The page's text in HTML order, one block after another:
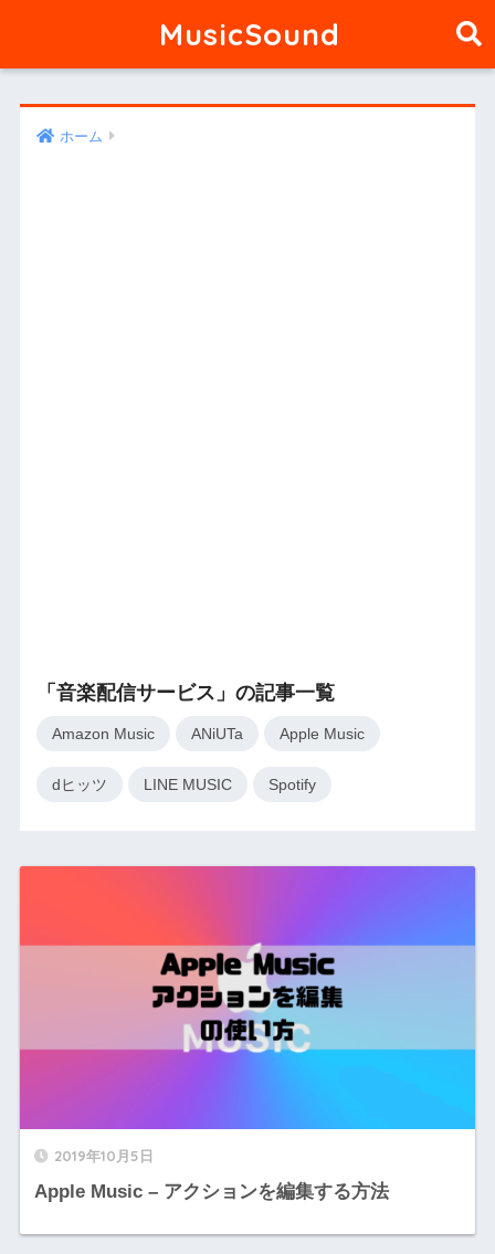
MusicSound
ホーム
「音楽配信サービス」の記事一覧
Amazon Music ANiUTa Apple Music
dヒッツ LINE MUSIC Spotify
2019年10月5日
Apple Music – アクションを編集する方法